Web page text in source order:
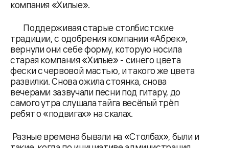
компания «Хилые».
Поддерживая старые столбистские
традиции, с одобрения компании «Абрек»,
вернули они себе форму, которую носила
старая компания «Хилые» - синего цвета
фески с червовой мастью, и такого же цвета
развилки. Снова ожила стоянка, снова
вечерами зазвучали песни под гитару, до
самого утра слушала тайга весёлый трёп
ребят о «подвигах» на скалах.
Разные времена бывали на «Столбах», были и